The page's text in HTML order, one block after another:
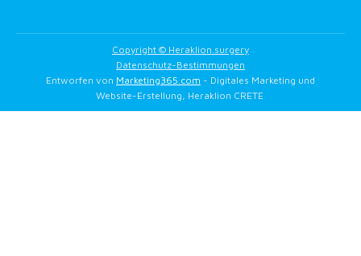
Copyright © Heraklion.surgery
Datenschutz-Bestimmungen
Entworfen von Marketing365.com - Digitales Marketing und
Website-Erstellung, Heraklion CRETE